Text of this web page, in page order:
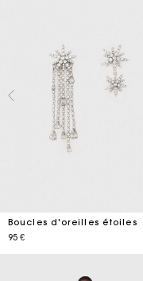
Boucles d'oreilles étoiles
95 €